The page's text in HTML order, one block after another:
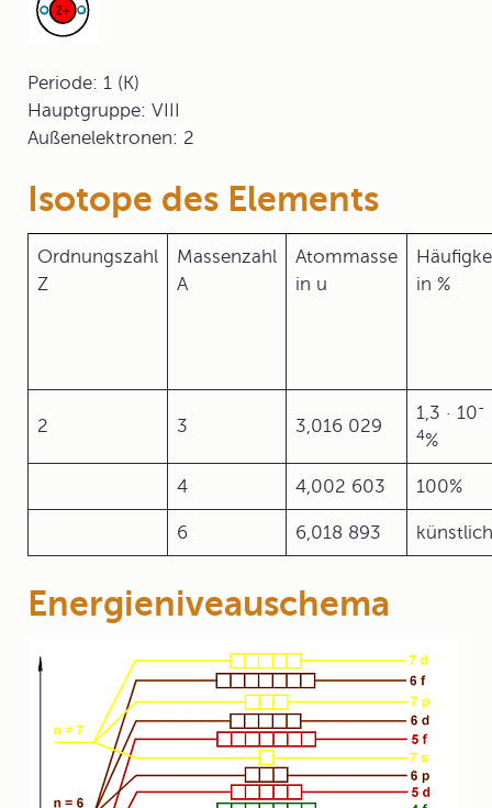
Periode: 1 (K)
Hauptgruppe: VIII
Außenelektronen: 2
Isotope des Elements
Ordnungszahl
Z
Massenzahl
A
Atommasse
in u
in %
2 3 3,016 029
1,3 · 10-
4%
4 4,002 603 100%
6 6,018 893 künstlich
Energieniveauschema